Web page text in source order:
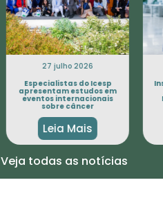
27 julho 2026
Especialistas do Icesp
apresentam estudos em
eventos internacionais
sobre câncer
Leia Mais
Veja todas as notícias